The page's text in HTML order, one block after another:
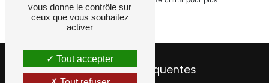
d’informations sur vos droits.
Recherches fréquentes
vous donne le contrôle sur
ceux que vous souhaitez
activer
Tout accepter